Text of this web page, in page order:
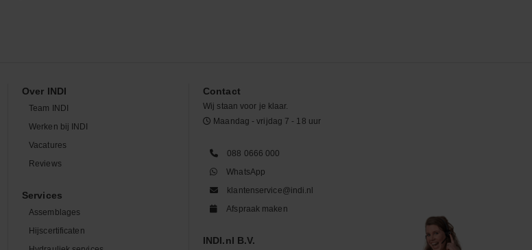
Over INDI
Team INDI
Werken bij INDI
Vacatures
Reviews
Services
Assemblages
Hijscertificaten
Contact
Wij staan voor je klaar.
Maandag - vrijdag 7 - 18 uur
088 0666 000
WhatsApp
klantenservice@indi.nl
Afspraak maken
INDI.nl B.V.